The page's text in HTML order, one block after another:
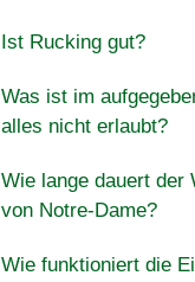
Ist Rucking gut?
Was ist im
alles nicht erlaubt?
Wie lange dauert der
von Notre-Dame?
Wie funktioniert die